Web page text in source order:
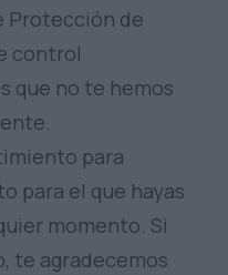
Protección de
control
que no te hemos
para
para el que hayas
momento. Si
te agradecemos